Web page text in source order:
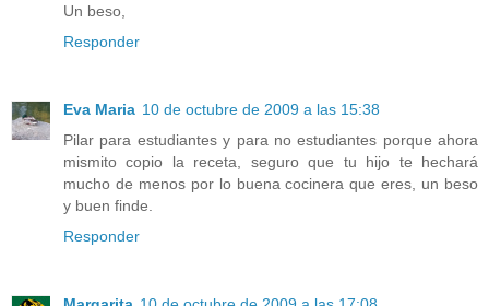
Un beso,
Responder
Eva Maria 10 de octubre de 2009 a las 15:38
Pilar para estudiantes y para no estudiantes porque ahora
mismito copio la receta, seguro que tu hijo te hechará
mucho de menos por lo buena cocinera que eres, un beso
y buen finde.
Responder